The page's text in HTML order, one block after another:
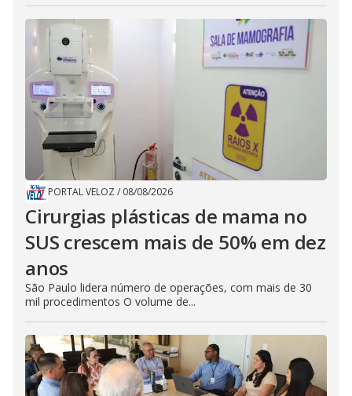
PORTAL VELOZ / 08/08/2026
Cirurgias plásticas de mama no
SUS crescem mais de 50% em dez
anos
São Paulo lidera número de operações, com mais de 30
mil procedimentos O volume de...